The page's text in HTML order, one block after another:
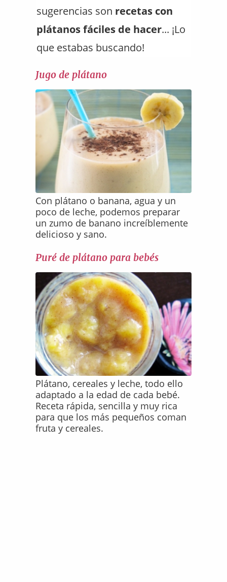
sugerencias son recetas con
plátanos fáciles de hacer... ¡Lo
que estabas buscando!
Jugo de plátano
Con plátano o banana, agua y un
poco de leche, podemos preparar
un zumo de banano increíblemente
delicioso y sano.
Puré de plátano para bebés
Plátano, cereales y leche, todo ello
adaptado a la edad de cada bebé.
Receta rápida, sencilla y muy rica
para que los más pequeños coman
fruta y cereales.